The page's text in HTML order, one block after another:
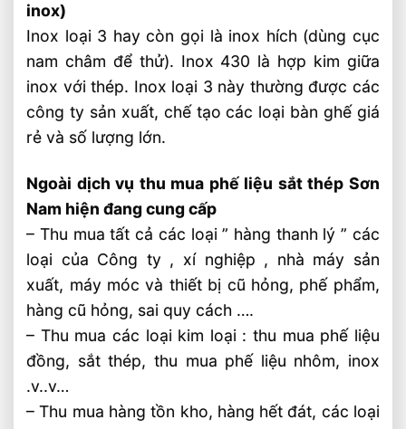
inox)
Inox loại 3 hay còn gọi là inox hích (dùng cục
nam châm để thử). Inox 430 là hợp kim giữa
inox với thép. Inox loại 3 này thường được các
công ty sản xuất, chế tạo các loại bàn ghế giá
rẻ và số lượng lớn.
Ngoài dịch vụ thu mua phế liệu sắt thép Sơn
Nam hiện đang cung cấp
– Thu mua tất cả các loại ” hàng thanh lý ” các
loại của Công ty , xí nghiệp , nhà máy sản
xuất, máy móc và thiết bị cũ hỏng, phế phẩm,
hàng cũ hỏng, sai quy cách ….
– Thu mua các loại kim loại : thu mua phế liệu
đồng, sắt thép, thu mua phế liệu nhôm, inox
.v..v…
– Thu mua hàng tồn kho, hàng hết đát, các loại